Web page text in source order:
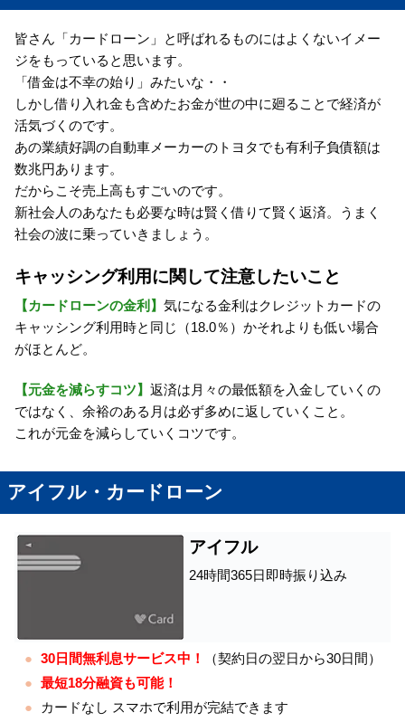
皆さん「カードローン」と呼ばれるものにはよくないイメー
ジをもっていると思います。
「借金は不幸の始り」みたいな・・
しかし借り入れ金も含めたお金が世の中に廻ることで経済が
活気づくのです。
あの業績好調の自動車メーカーのトヨタでも有利子負債額は
数兆円あります。
だからこそ売上高もすごいのです。
新社会人のあなたも必要な時は賢く借りて賢く返済。うまく
社会の波に乗っていきましょう。
キャッシング利用に関して注意したいこと
【カードローンの金利】 気になる金利はクレジットカードの
キャッシング利用時と同じ（18.0％）かそれよりも低い場合
がほとんど。
【元金を減らすコツ】 返済は月々の最低額を入金していくの
ではなく、余裕のある月は必ず多めに返していくこと。
これが元金を減らしていくコツです。
アイフル・カードローン
アイフル
24時間365日即時振り込み
30日間無利息サービス中！
（契約日の翌日から30日間）
最短18分融資も可能！
カードなし スマホで利用が完結できます